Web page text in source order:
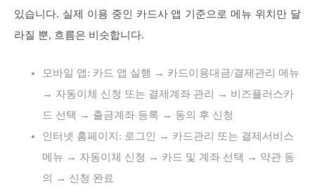
있습니다. 실제 이용 중인 카드사 앱 기준으로 메뉴 위치만 달
라질 뿐, 흐름은 비슷합니다.
모바일 앱: 카드 앱 실행 → 카드이용대금/결제관리 메뉴
→ 자동이체 신청 또는 결제계좌 관리 → 비즈플러스카
드 선택 → 출금계좌 등록 → 동의 후 신청
인터넷 홈페이지: 로그인 → 카드관리 또는 결제서비스
메뉴 → 자동이체 신청 → 카드 및 계좌 선택 → 약관 동
의 → 신청 완료